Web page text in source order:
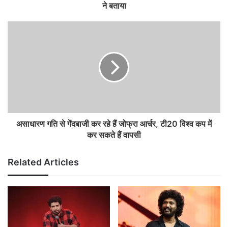
ने बताया
असाधारण गति से गेंदबाजी कर रहे हैं जोफ्रा आर्चर, टी20 विश्व कप में
कर सकते हैं वापसी
Related Articles